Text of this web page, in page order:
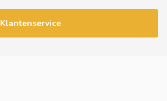
Klantenservice